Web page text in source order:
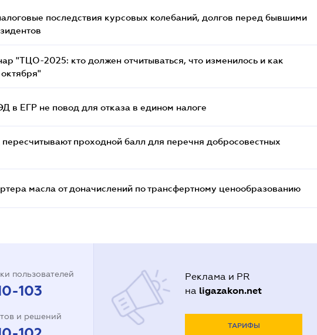
последствия курсовых колебаний, долгов перед бывшими
"ТЦО-2025: кто должен отчитываться, что изменилось и как
октября"
в ЕГР не повод для отказа в едином налоге
пересчитывают проходной балл для перечня добросовестных
масла от доначислений по трансфертному ценообразованию
пользователей
103
и решений
Реклама и PR
на ligazakon.net
ТАРИФЫ